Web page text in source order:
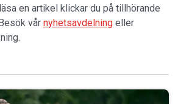
en artikel klickar du på tillhörande
vår nyhetsavdelning eller